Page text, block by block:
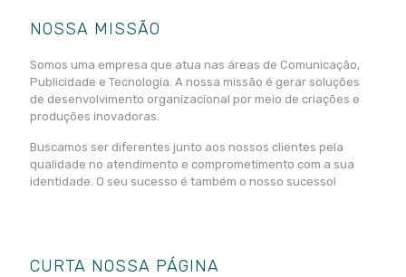
NOSSA MISSÃO
Somos uma empresa que atua nas áreas de Comunicação,
Publicidade e Tecnologia. A nossa missão é gerar soluções
de desenvolvimento organizacional por meio de criações e
produções inovadoras.
Buscamos ser diferentes junto aos nossos clientes pela
qualidade no atendimento e comprometimento com a sua
identidade. O seu sucesso é também o nosso sucesso!
CURTA NOSSA PÁGINA